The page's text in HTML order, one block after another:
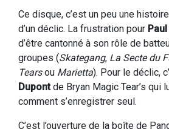
Ce disque, c’est un peu une
d’un déclic. La frustration pour
d’être cantonné à son rôle de
groupes (Skategang, La Secte du
Tearsou Marietta). Pour le déclic,
Dupontde Bryan Magic Tear’s qui
comment s’enregistrer seul.
C’est l’ouverture de la boîte de